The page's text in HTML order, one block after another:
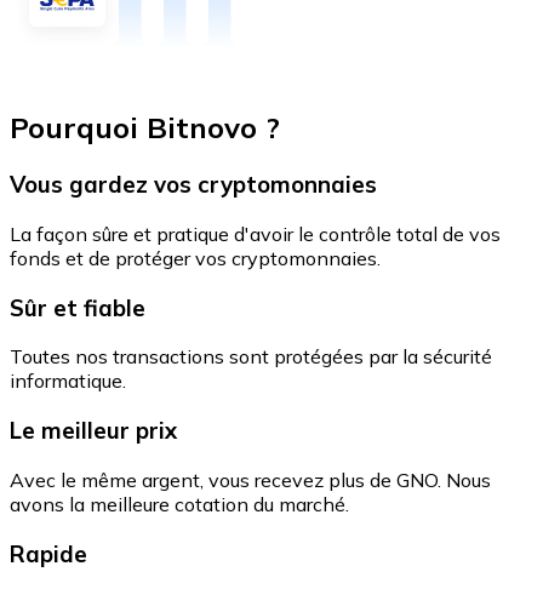
Pourquoi Bitnovo ?
Vous gardez vos cryptomonnaies
La façon sûre et pratique d'avoir le contrôle total de vos
fonds et de protéger vos cryptomonnaies.
Sûr et fiable
Toutes nos transactions sont protégées par la sécurité
informatique.
Le meilleur prix
Avec le même argent, vous recevez plus de GNO. Nous
avons la meilleure cotation du marché.
Rapide